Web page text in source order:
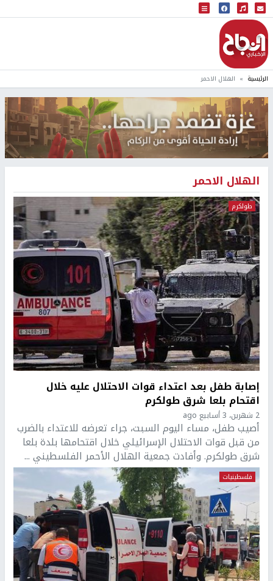
البث المباشر
إذاعة النجاح
الرئيسية الهلال الاحمر
الهلال الاحمر
طولكرم
إصابة طفل بعد اعتداء قوات الاحتلال عليه خلال
اقتحام بلعا شرق طولكرم
2 شهرين، 3 أسابيع ago
أصيب طفل، مساء اليوم السبت، جراء تعرضه للاعتداء بالضرب
من قبل قوات الاحتلال الإسرائيلي خلال اقتحامها بلدة بلعا
شرق طولكرم. وأفادت جمعية الهلال الأحمر الفلسطيني ...
فلسطينيات